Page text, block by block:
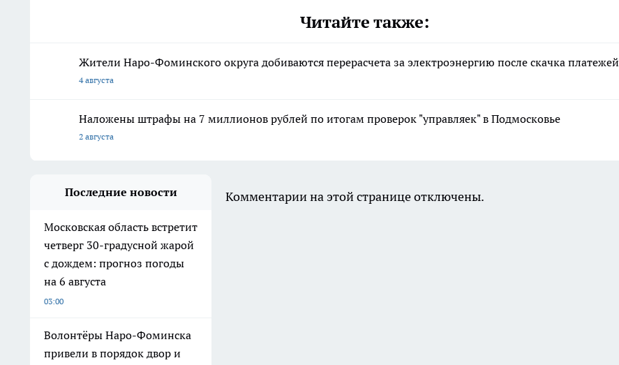
Читайте также:
Жители Наро-Фоминского округа добиваются перерасчета за электроэнергию после скачка платежей
4 августа
Наложены штрафы на 7 миллионов рублей по итогам проверок "управляек" в Подмосковье
2 августа
Последние новости
Московская область встретит
четверг 30-градусной жарой
с дождем: прогноз погоды
на 6 августа
03:00
Волонтёры Наро-Фоминска
привели в порядок двор и
Комментарии на этой странице отключены.